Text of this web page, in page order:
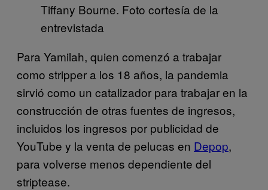
Tiffany Bourne. Foto cortesía de la
entrevistada
Para Yamilah, quien comenzó a trabajar
como stripper a los 18 años, la pandemia
sirvió como un catalizador para trabajar en la
construcción de otras fuentes de ingresos,
incluidos los ingresos por publicidad de
YouTube y la venta de pelucas en Depop,
para volverse menos dependiente del
striptease.